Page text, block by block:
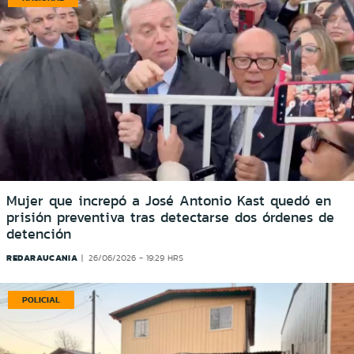
Mujer que increpó a José Antonio Kast quedó en
prisión preventiva tras detectarse dos órdenes de
detención
REDARAUCANIA 26/06/2026 - 19:29 HRS
POLICIAL